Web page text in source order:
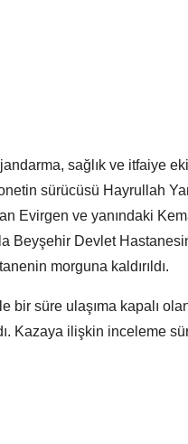
sağlık ve itfaiye
sürücüsü Hayrullah
Evirgen ve yanındaki
Beyşehir Devlet
morguna kaldırıldı.
bir süre ulaşıma kapalı
Kazaya ilişkin inceleme